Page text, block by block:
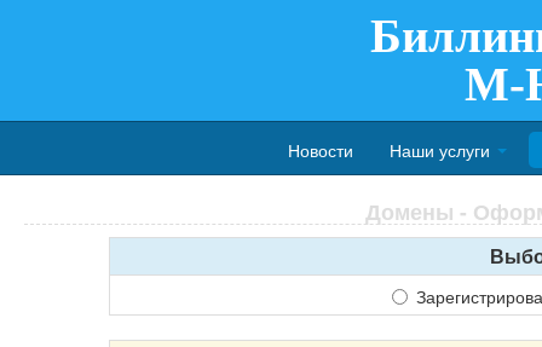
M-
Новости Наши услуги
Домены -